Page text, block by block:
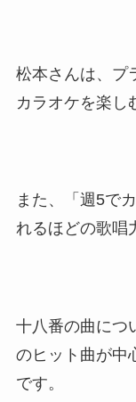
松本さんは、プ
カラオケを楽し
また、「週5で
れるほどの歌唱
十八番の曲につ
のヒット曲が中
です。